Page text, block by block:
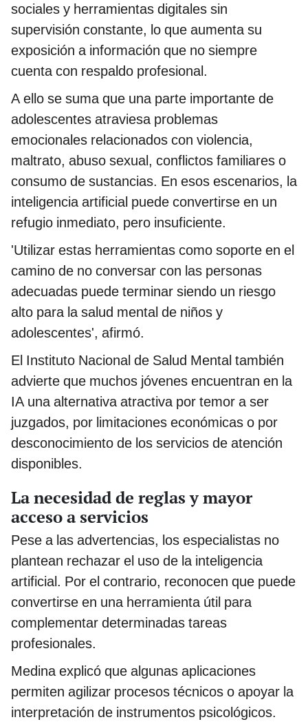
sociales y herramientas digitales sin
supervisión constante, lo que aumenta su
exposición a información que no siempre
cuenta con respaldo profesional.
A ello se suma que una parte importante de
adolescentes atraviesa problemas
emocionales relacionados con violencia,
maltrato, abuso sexual, conflictos familiares o
consumo de sustancias. En esos escenarios, la
inteligencia artificial puede convertirse en un
refugio inmediato, pero insuficiente.
'Utilizar estas herramientas como soporte en el
camino de no conversar con las personas
adecuadas puede terminar siendo un riesgo
alto para la salud mental de niños y
adolescentes', afirmó.
El Instituto Nacional de Salud Mental también
advierte que muchos jóvenes encuentran en la
IA una alternativa atractiva por temor a ser
juzgados, por limitaciones económicas o por
desconocimiento de los servicios de atención
disponibles.
La necesidad de reglas y mayor
acceso a servicios
Pese a las advertencias, los especialistas no
plantean rechazar el uso de la inteligencia
artificial. Por el contrario, reconocen que puede
convertirse en una herramienta útil para
complementar determinadas tareas
profesionales.
Medina explicó que algunas aplicaciones
permiten agilizar procesos técnicos o apoyar la
interpretación de instrumentos psicológicos.